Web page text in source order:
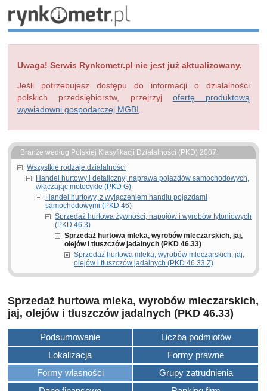
Uwaga! Serwis Rynkometr.pl nie jest już aktualizowany.
Jeśli potrzebujesz dostępu do informacji o działalności
polskich przedsiębiorstw, przejrzyj ofertę produktową
wywiadowni gospodarczej MGBI
Branże według Polskiej Klasyfikacji Działalności (PKD) 2007:
Wszystkie rodzaje działalności
Handel hurtowy i detaliczny; naprawa pojazdów samochodowych,
włączając motocykle (PKD G)
Handel hurtowy, z wyłączeniem handlu pojazdami
samochodowymi (PKD 46)
Sprzedaż hurtowa żywności, napojów i wyrobów tytoniowych
(PKD 46.3)
Sprzedaż hurtowa mleka, wyrobów mleczarskich, jaj,
olejów i tłuszczów jadalnych (PKD 46.33)
Sprzedaż hurtowa mleka, wyrobów mleczarskich, jaj,
olejów i tłuszczów jadalnych (PKD 46.33.Z)
Sprzedaż hurtowa mleka, wyrobów mleczarskich,
jaj, olejów i tłuszczów jadalnych (PKD 46.33)
Podsumowanie
Liczba podmiotów
Lokalizacja
Formy prawne
Formy własności
Grupy zatrudnienia